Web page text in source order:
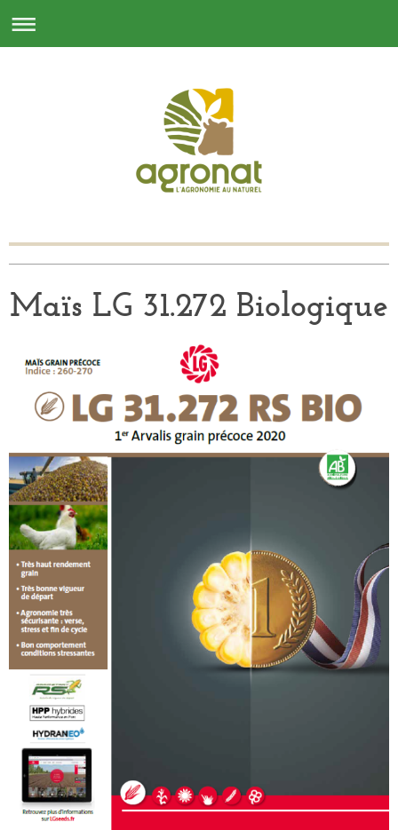
Maïs LG 31.272 Biologique